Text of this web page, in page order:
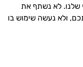
שלנו. לא נשתף את
ולא נעשה שימוש בו